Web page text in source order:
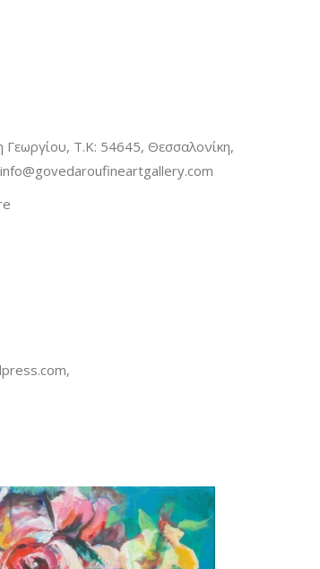
Τ.Κ: 54645, Θεσσαλονίκη,
info@govedaroufineartgallery.com